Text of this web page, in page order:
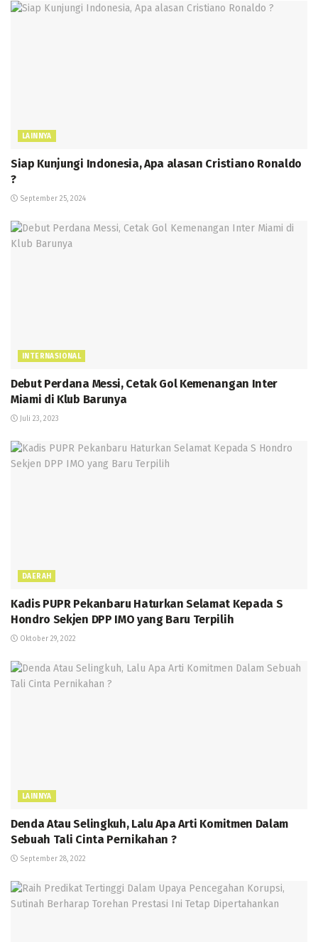
LAINNYA
Siap Kunjungi Indonesia, Apa alasan Cristiano Ronaldo
?
September 25, 2024
INTERNASIONAL
Debut Perdana Messi, Cetak Gol Kemenangan Inter
Miami di Klub Barunya
Juli 23, 2023
DAERAH
Kadis PUPR Pekanbaru Haturkan Selamat Kepada S
Hondro Sekjen DPP IMO yang Baru Terpilih
Oktober 29, 2022
LAINNYA
Denda Atau Selingkuh, Lalu Apa Arti Komitmen Dalam
Sebuah Tali Cinta Pernikahan ?
September 28, 2022